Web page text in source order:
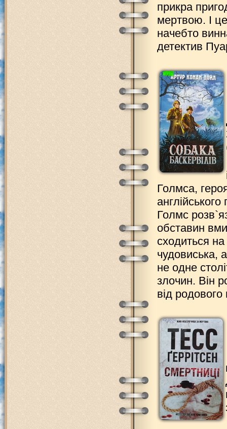
прикра
мертвою. І
начебто
детектив
Голмса,
Голмс
обставин
сходиться
чудовиська,
не одне
злочин. Він
від родового